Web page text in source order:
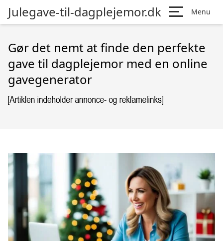
Julegave-til-dagplejemor.dk Menu
Gør det nemt at finde den perfekte
gave til dagplejemor med en online
gavegenerator